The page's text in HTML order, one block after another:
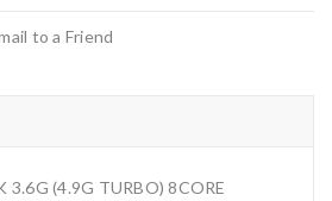
to a Friend
3.6G (4.9G TURBO) 8CORE